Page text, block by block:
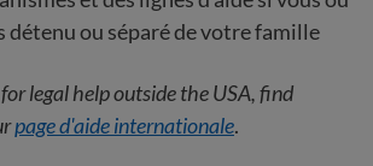
détenu ou séparé de votre famille
legal help outside the USA, find
page d'aide internationale.